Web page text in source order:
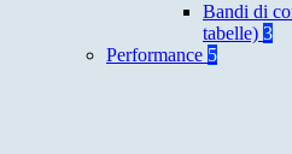
Bandi di
tabelle) 3
Performance 5